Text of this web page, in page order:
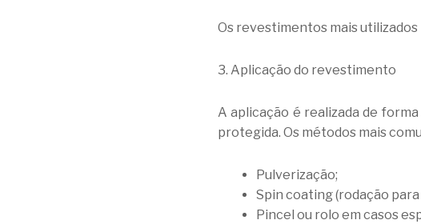
Os revestimentos mais
3. Aplicação do revestimento
A aplicação é realizada de
protegida. Os métodos mais
Pulverização;
Spin coating (rodação
Pincel ou rolo em casos